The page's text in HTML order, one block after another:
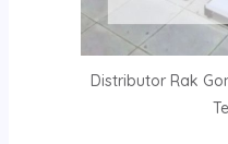
Distributor Rak